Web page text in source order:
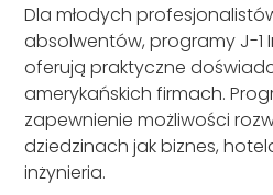
Dla młodych
absolwentów, programy J-1
oferują praktyczne
amerykańskich firmach.
zapewnienie możliwości
dziedzinach jak biznes,
inżynieria.